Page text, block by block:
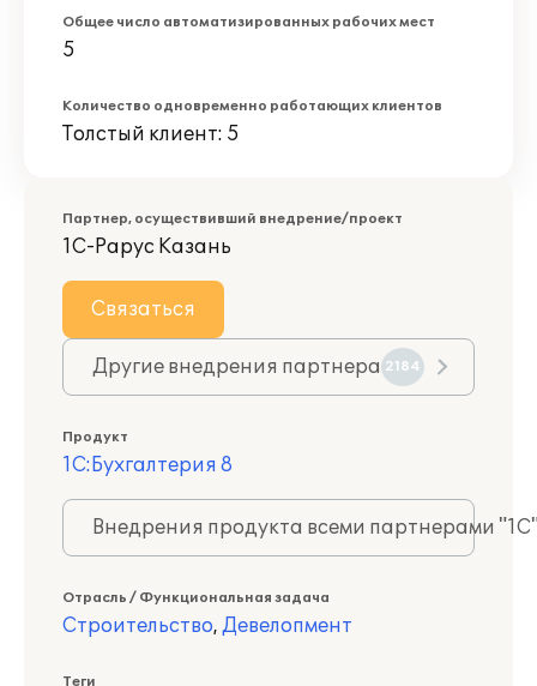
Общее число автоматизированных рабочих мест
5
Количество одновременно работающих клиентов
Толстый клиент: 5
Партнер, осуществивший внедрение/проект
1С-Рарус Казань
Связаться
Другие внедрения партнера 2184
Продукт
1С:Бухгалтерия 8
Внедрения продукта всеми партнерами
Отрасль / Функциональная задача
Строительство, Девелопмент
Теги